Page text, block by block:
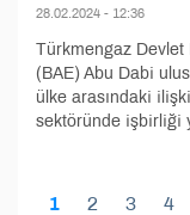
28.02.2024 - 12:36
Türkmengaz Devlet
(BAE) Abu Dabi
ülke arasındaki
sektöründe işbirliği
1 2 3 4